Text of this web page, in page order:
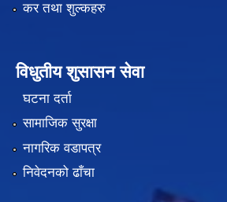
कर तथा शुल्कहरु
विधुतीय शुसासन सेवा
घटना दर्ता
सामाजिक सुरक्षा
नागरिक वडापत्र
निवेदनको ढाँचा